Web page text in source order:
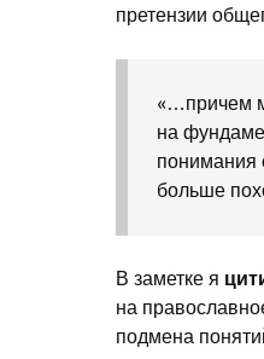
претензии
«…причем
на
понимания
больше
В заметке я
на
подмена